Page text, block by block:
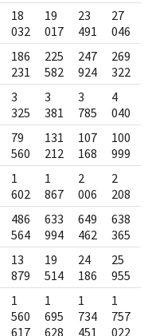
18
032
19
017
23
491
27
046
186
231
225
582
247
924
269
322
3
325
3
381
3
785
4
040
79
560
131
212
107
168
100
999
1
602
1
867
2
006
2
208
486
564
633
994
649
462
638
365
13
879
19
514
24
186
25
955
1
560
617
1
695
628
1
734
451
1
757
022